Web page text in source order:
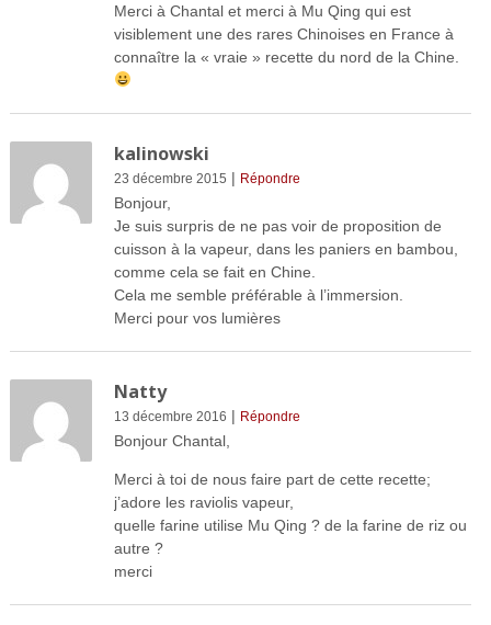
Merci à Chantal et merci à Mu Qing qui est
visiblement une des rares Chinoises en France à
connaître la « vraie » recette du nord de la Chine.
kalinowski
23 décembre 2015 | Répondre
Bonjour,
Je suis surpris de ne pas voir de proposition de
cuisson à la vapeur, dans les paniers en bambou,
comme cela se fait en Chine.
Cela me semble préférable à l’immersion.
Merci pour vos lumières
Natty
13 décembre 2016 | Répondre
Bonjour Chantal,
Merci à toi de nous faire part de cette recette;
j’adore les raviolis vapeur,
quelle farine utilise Mu Qing ? de la farine de riz ou
autre ?
merci